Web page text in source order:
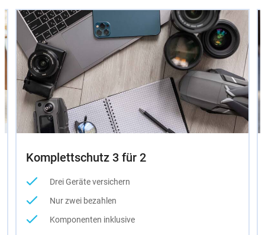
Slider
Instructions
Komplettschutz 3 für 2
Drei Geräte versichern
Nur zwei bezahlen
Komponenten inklusive